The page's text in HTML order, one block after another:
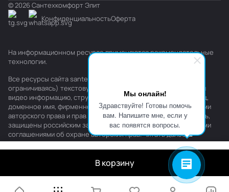
Мы онлайн!
Здравствуйте! Готовы помочь
вам. Напишите мне, если у
вас появятся вопросы.
В корзину
© 2026 Сантехкомфорт Элит
КонфиденциальностьОферта
На информационном ресурсе применяютсярекомендательные
технологии.
Все ресурсы сайта santehkomfort.ru, включая (но не
ограничиваясь) текстовую, графическую, фотографическую и
видео информацию, структуру, дизайн и оформление страниц,
доменное имя, фирменное наименование являются объектами
авторского права и прав на интеллектуальную собственность,
защищены российским законодательством и международными
соглашениями об охране авторских прав.Читать далее